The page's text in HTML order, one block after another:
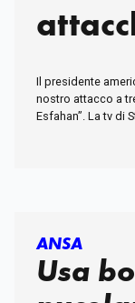
Il presidente
nostro attacco a
Esfahan”. La tv di
ANSA
Usa